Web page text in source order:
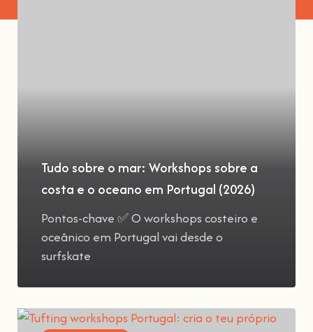
Tudo sobre o mar: Workshops sobre a
costa e o oceano em Portugal (2026)
Pontos-chave ✅ O workshops costeiro e
oceânico em Portugal vai desde o
surfskate